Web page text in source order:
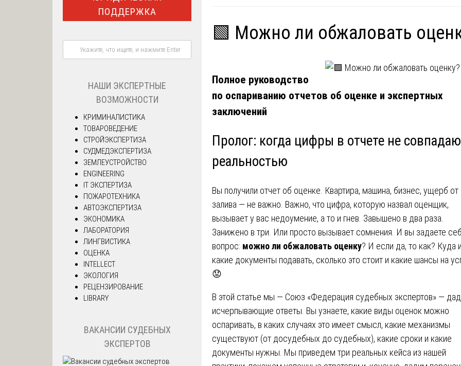
🟩 Можно ли обжаловать
Полное руководство
по оспариванию отчетов об оценке и экспертных
заключений
Пролог: когда цифры в отчете не
реальностью
Вы получили отчет об оценке. Квартира, машина, бизнес, ущерб от
залива — не важно. Важно, что цифра, которую назвал оценщик,
вызывает у вас недоумение, а то и гнев. Завышено в два раза.
Занижено в три. Или просто вызывает сомнения. И вы задаете
вопрос: можно ли обжаловать оценку? И если да, то как? Куда
какие документы подавать, сколько это стоит и какие шансы на
😟
В этой статье мы — Союз «Федерация судебных экспертов» —
исчерпывающие ответы. Вы узнаете, какие виды оценок можно
оспаривать, в каких случаях это имеет смысл, какие механизмы
существуют (от досудебных до судебных), какие сроки и какие
документы нужны. Мы приведем три реальных кейса из нашей
ПОДДЕРЖКА
НАШИ ЭКСПЕРТНЫЕ
ВОЗМОЖНОСТИ
КРИМИНАЛИСТИКА
ТОВАРОВЕДЕНИЕ
СТРОЙЭКСПЕРТИЗА
СУДМЕДЭКСПЕРТИЗА
ЗЕМЛЕУСТРОЙСТВО
ENGINEERING
IT ЭКСПЕРТИЗА
ПОЖАРОТЕХНИКА
АВТОЭКСПЕРТИЗА
ЭКОНОМИКА
ЛАБОРАТОРИЯ
ЛИНГВИСТИКА
ОЦЕНКА
INTELLECT
ЭКОЛОГИЯ
РЕЦЕНЗИРОВАНИЕ
LIBRARY
ВАКАНСИИ СУДЕБНЫХ
ЭКСПЕРТОВ